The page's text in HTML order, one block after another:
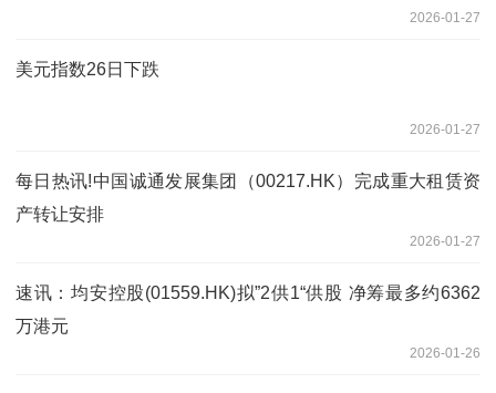
2026-01-27
美元指数26日下跌
2026-01-27
每日热讯!中国诚通发展集团（00217.HK）完成重大租赁资
产转让安排
2026-01-27
速讯：均安控股(01559.HK)拟”2供1“供股 净筹最多约6362
万港元
2026-01-26